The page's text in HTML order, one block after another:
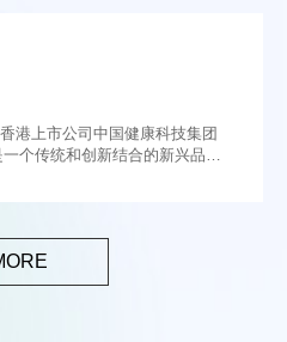
港上市公司中国健康科技集团
一个传统和创新结合的新兴品